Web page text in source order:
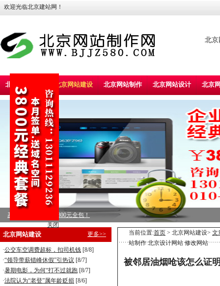
欢迎光临北京建站网！
北京
北京建站首页 北京网站建设 北京网站制作 北京网站设计 北京
标准型企业建站，5800元全包！
营销型企业建站，8800元全包！
北京网站建设 更多>>
·公交车空调费超标，扣司机钱 [8/8]
·“领导带薪错峰休假”引热议 [8/7]
·暑期电影，为何“打不过就跑 [8/7]
·法院认为“老登”属年龄贬损 [8/6]
当前位置:首页 > 北京网站建设> 文
站制作 北京设计网站 修改网站
被邻居油烟呛该怎么证
关闭